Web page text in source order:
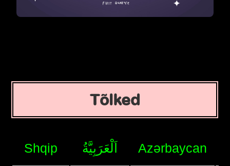
Tõlked
Shqip اَلْعَرَبِيَّةُ Azərbaycan